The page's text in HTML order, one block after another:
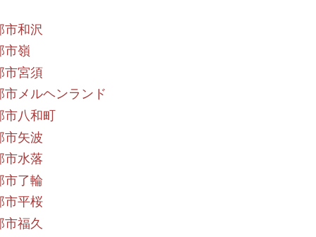
市和沢
市嶺
市宮須
市メルヘンランド
八和町
市矢波
市水落
市了輪
市平桜
市福久